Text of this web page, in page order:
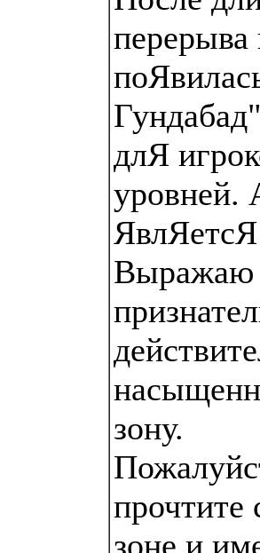
длЯ
уровней.
Выражаю
зону.
прочтите
зоне и